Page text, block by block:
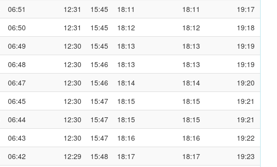
06:51 12:31 15:45 18:11 18:11
19:17
06:50 12:31 15:45 18:12 18:12
19:18
06:49 12:30 15:45 18:13 18:13
19:19
06:48 12:30 15:46 18:13 18:13
19:19
06:47 12:30 15:46 18:14 18:14
19:20
06:45 12:30 15:47 18:15 18:15
19:21
06:44 12:30 15:47 18:15 18:15
19:21
06:43 12:30 15:47 18:16 18:16
19:22
06:42 12:29 15:48 18:17 18:17
19:23